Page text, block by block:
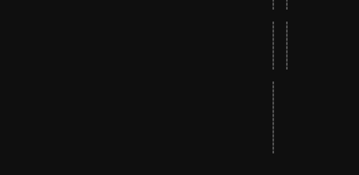
Нижний
3
Нижний
4
Нижний
широкий
728x90